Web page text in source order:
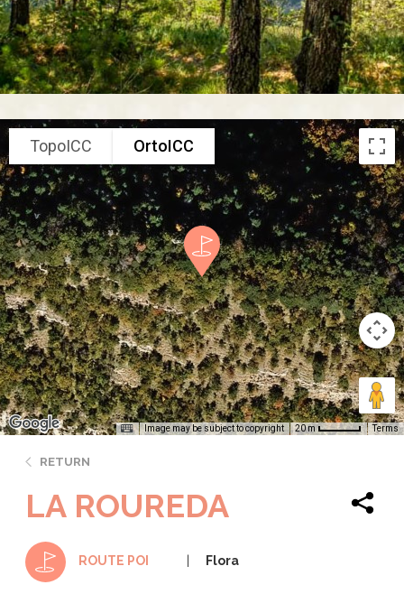
TopoICC OrtoICC
Image may be subject to copyright 20 m Terms
RETURN
LA ROUREDA
ROUTE POI Flora